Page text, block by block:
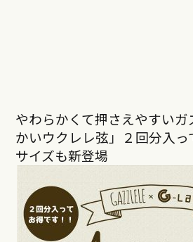
やわらかくて押さえやすい
かいウクレレ弦」２回分入
サイズも新登場